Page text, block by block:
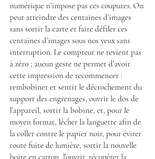
numérique n’impose pas ces coupures. On
peut atteindre des centaines d’images
sans sortir la carte et faire défiler ces
centaines d’images sous nos yeux sans
interruption. Le compteur ne revient pas
à zéro ; aucun geste ne permet d’avoir
cette impression de recommencer :
rembobiner et sentir le décrochement du
support des engrenages, ouvrir le dos de
l’appareil, sortir la bobine, et, pour le
moyen format, lécher la languette afin de
la coller contre le papier noir, pour éviter
toute fuite de lumière, sortir la nouvelle
boite en carton, l’ouvrir, récupérer la